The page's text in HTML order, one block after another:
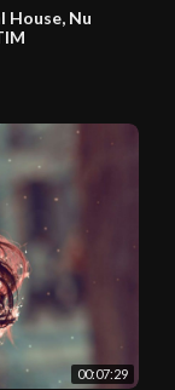
House, Nu
00:07:29